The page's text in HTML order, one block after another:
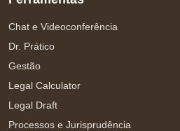
Chat e Videoconferência
Dr. Prático
Gestão
Legal Calculator
Legal Draft
Processos e Jurisprudência